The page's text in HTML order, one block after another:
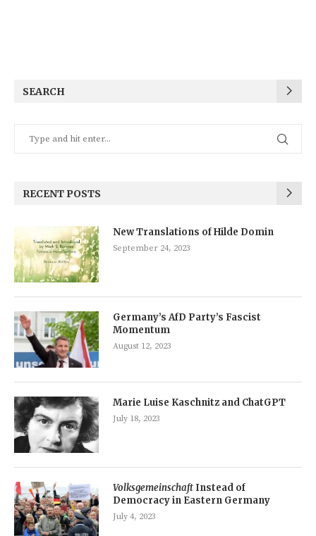
SEARCH
RECENT POSTS
New Translations of Hilde Domin
September 24, 2023
Germany’s AfD Party’s Fascist
Momentum
August 12, 2023
Marie Luise Kaschnitz and ChatGPT
July 18, 2023
Volksgemeinschaft Instead of
Democracy in Eastern Germany
July 4, 2023